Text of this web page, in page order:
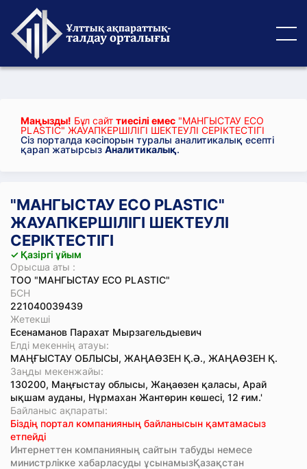
Маңызды! Бұл сайт тиесілі емес "МАНГЫСТАУ ECO
PLASTIC" ЖАУАПКЕРШІЛІГІ ШЕКТЕУЛІ СЕРІКТЕСТІГІ
Сіз порталда кәсіпорын туралы аналитикалық есепті
қарап жатырсыз Аналитикалық.
"МАНГЫСТАУ ECO PLASTIC"
ЖАУАПКЕРШІЛІГІ ШЕКТЕУЛІ
СЕРІКТЕСТІГІ
✓ Қазіргі ұйым
Орысша аты :
ТОО "МАНГЫСТАУ ECO PLASTIC"
БСН
221040039439
Жетекші
Есенаманов Парахат Мырзагельдыевич
Елді мекеннің атауы:
МАҢҒЫСТАУ ОБЛЫСЫ, ЖАҢАӨЗЕН Қ.Ә., ЖАҢАӨЗЕН Қ.
Заңды мекенжайы:
130200, Маңғыстау облысы, Жаңаөзен қаласы, Арай
ықшам ауданы, Нұрмахан Жантөрин көшесі, 12 ғим.'
Байланыс ақпараты:
Біздің портал компанияның байланысын қамтамасыз
етпейді
Интернеттен компанияның сайтын табуды немесе
министрлікке хабарласуды ұсынамызҚазақстан